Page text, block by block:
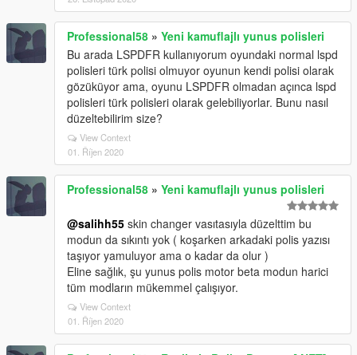
Professional58 » Yeni kamuflajlı yunus polisleri
Bu arada LSPDFR kullanıyorum oyundaki normal lspd
polisleri türk polisi olmuyor oyunun kendi polisi olarak
gözüküyor ama, oyunu LSPDFR olmadan açınca lspd
polisleri türk polisleri olarak gelebiliyorlar. Bunu nasıl
düzeltebilirim size?
View Context
01. Říjen 2020
Professional58 » Yeni kamuflajlı yunus polisleri
@salihh55 skin changer vasıtasıyla düzelttim bu
modun da sıkıntı yok ( koşarken arkadaki polis yazısı
taşıyor yamuluyor ama o kadar da olur )
Eline sağlık, şu yunus polis motor beta modun harici
tüm modların mükemmel çalışıyor.
View Context
01. Říjen 2020